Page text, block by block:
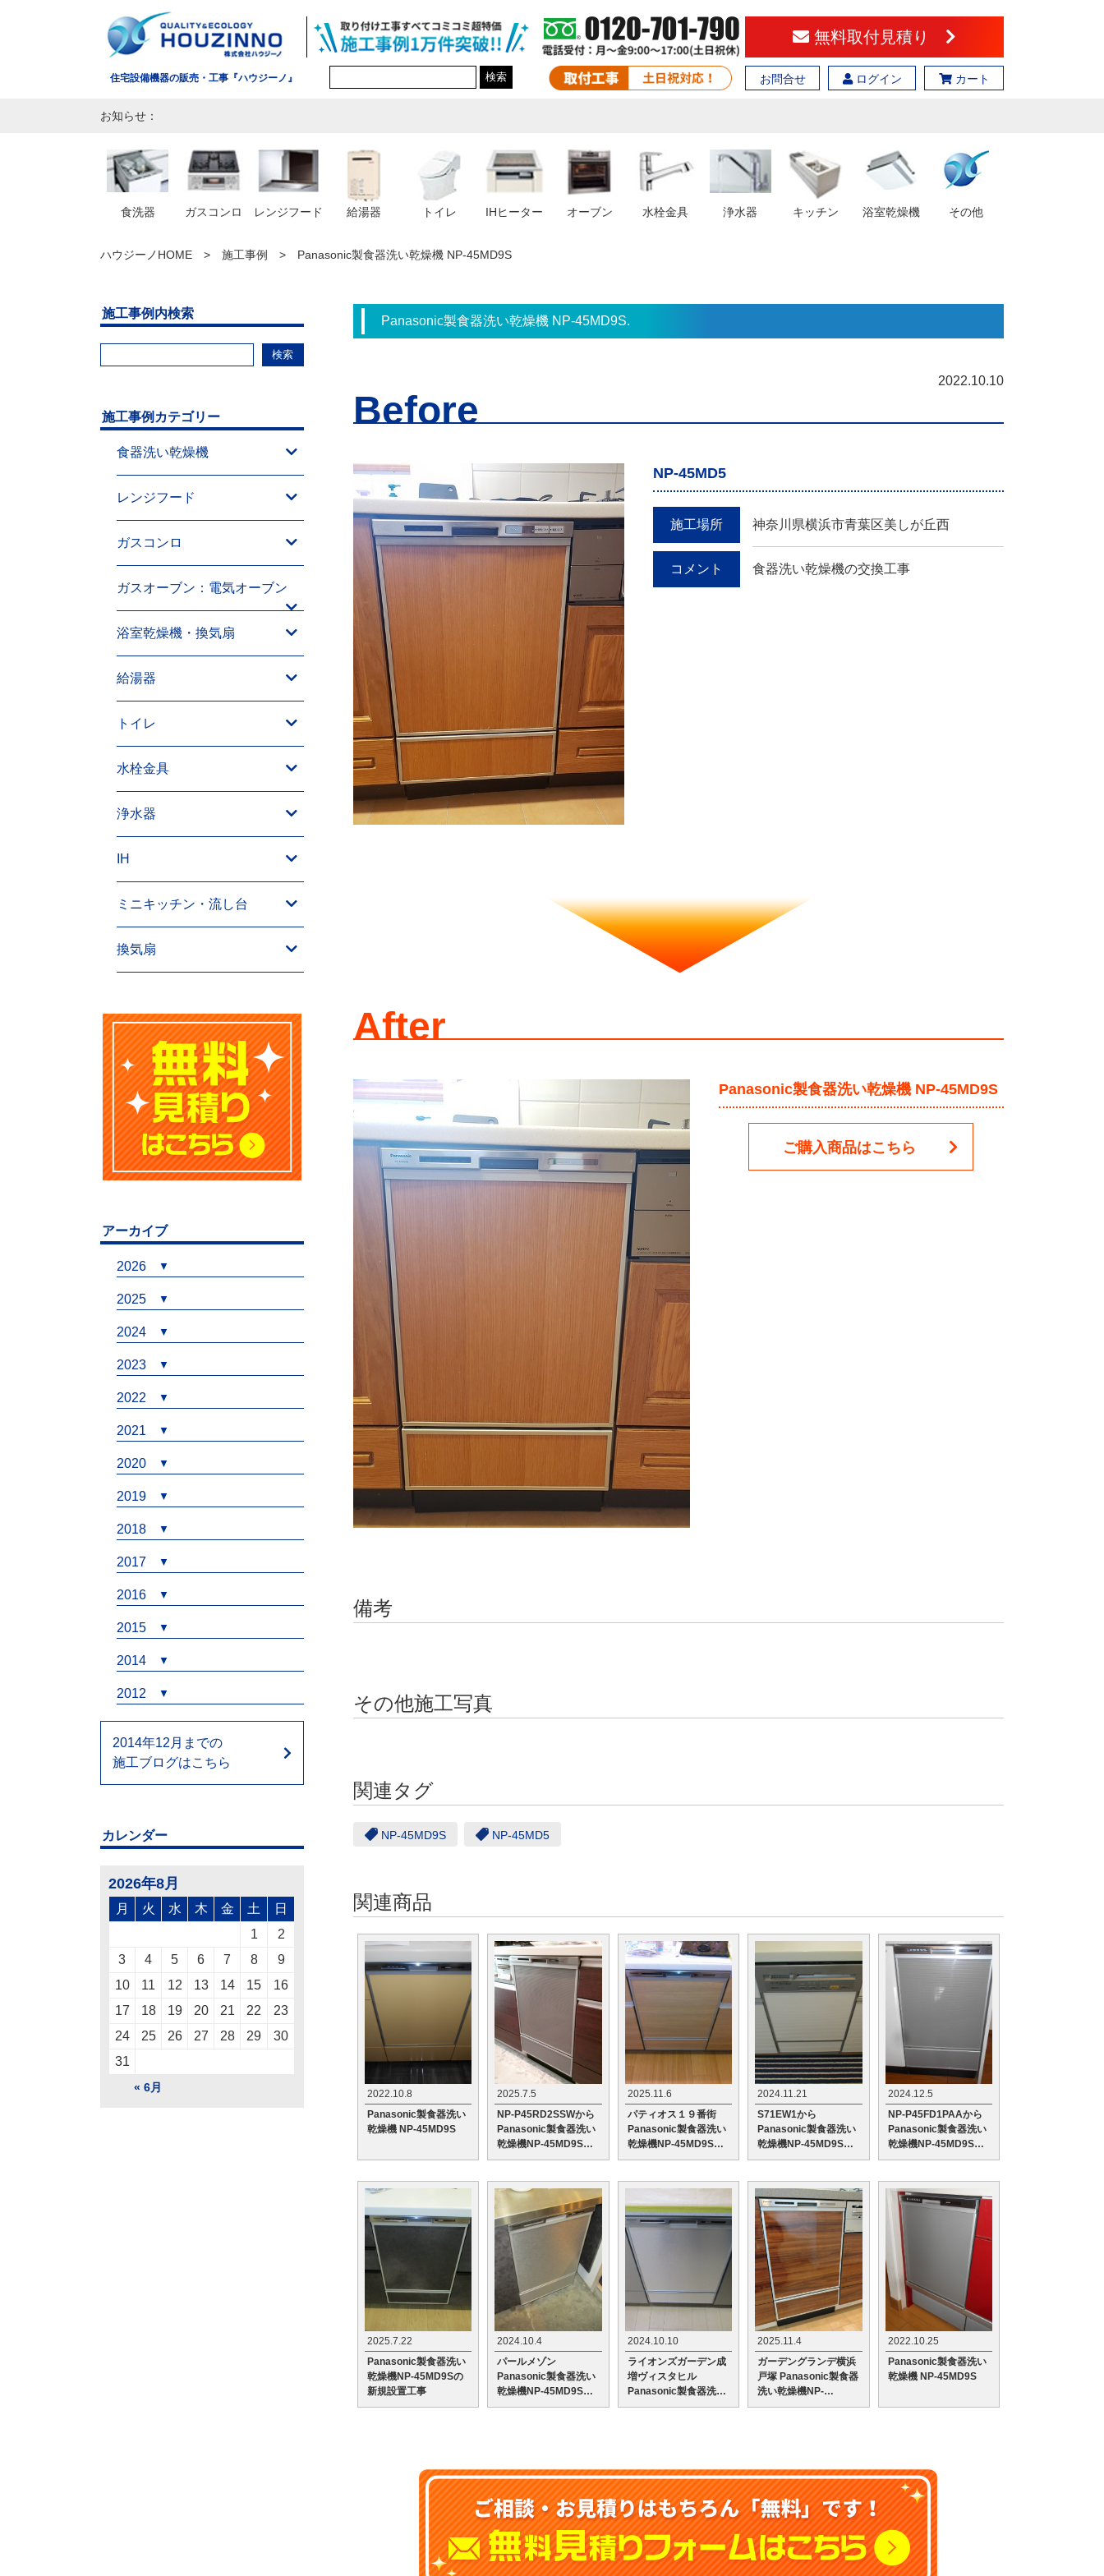
住宅設備機器の販売・工事『ハウジーノ』 検索
無料取付見積り
お問合せ ログイン カート
お知らせ：
食洗器 ガスコンロ レンジフード 給湯器 トイレ IHヒーター オーブン 水栓金具 浄水器 キッチン 浴室乾燥機 その他
ハウジーノHOME 施工事例 Panasonic製食器洗い乾燥機 NP-45MD9S
Panasonic製食器洗い乾燥機 NP-45MD9S.
2022.10.10
Before
NP-45MD5
施工場所 神奈川県横浜市青葉区美しが丘西
コメント 食器洗い乾燥機の交換工事
After
Panasonic製食器洗い乾燥機 NP-45MD9S
ご購入商品はこちら
備考
その他施工写真
関連タグ
NP-45MD9S NP-45MD5
関連商品
2022.10.8
Panasonic製食器洗い
乾燥機 NP-45MD9S
2025.7.5
NP-P45RD2SSWから
Panasonic製食器洗い
乾燥機NP-45MD9Sへ
の交換工事
2025.11.6
パティオス１９番街
Panasonic製食器洗い
乾燥機NP-45MD9Sへ
の交換工事
2024.11.21
S71EW1から
Panasonic製食器洗い
乾燥機NP-45MD9Sへ
の交換工事
2024.12.5
NP-P45FD1PAAから
Panasonic製食器洗い
乾燥機NP-45MD9Sへ
の交換工事
2025.7.22
Panasonic製食器洗い
乾燥機NP-45MD9Sの
新規設置工事
2024.10.4
パールメゾン
Panasonic製食器洗い
乾燥機NP-45MD9Sへ
の交換工事
2024.10.10
ライオンズガーデン成
増ヴィスタヒル
Panasonic製食器洗い
乾燥機NP-45MD9Sの
2025.11.4
ガーデングランデ横浜
戸塚 Panasonic製食器
洗い乾燥機NP-
45MD9Sへの交換工事
2022.10.25
Panasonic製食器洗い
乾燥機 NP-45MD9S
施工事例内検索
検索
施工事例カテゴリー
食器洗い乾燥機
レンジフード
ガスコンロ
ガスオーブン：電気オーブン
浴室乾燥機・換気扇
給湯器
トイレ
水栓金具
浄水器
IH
ミニキッチン・流し台
換気扇
アーカイブ
2026
2025
2024
2023
2022
2021
2020
2019
2018
2017
2016
2015
2014
2012
2014年12月までの
施工ブログはこちら
カレンダー
2026年8月
月 火 水 木 金 土 日
« 6月
1
2
3
4 5 6 7 8
9
10
11 12 13 14 15
16
17
18 19 20 21 22
23
24
25 26 27 28 29
30
31